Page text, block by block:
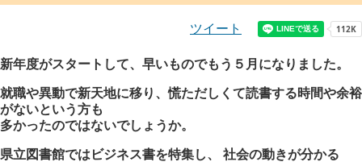
ツイート
新年度がスタートして、早いものでもう５月になりました。
就職や異動で新天地に移り、慌ただしくて読書する時間や余裕
がないという方も
多かったのではないでしょうか。
県立図書館ではビジネス書を特集し、 社会の動きが分かる